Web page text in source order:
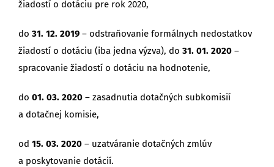
žiadostí o dotáciu pre rok 2020,
do 31. 12. 2019 – odstraňovanie formálnych nedostatkov
žiadostí o dotáciu (iba jedna výzva), do 31. 01. 2020 –
spracovanie žiadostí o dotáciu na hodnotenie,
do 01. 03. 2020 – zasadnutia dotačných subkomisií
a dotačnej komisie,
od 15. 03. 2020 – uzatváranie dotačných zmlúv
a poskytovanie dotácií.